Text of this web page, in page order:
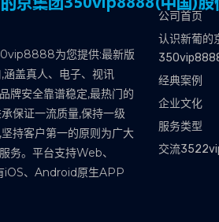
为您提供:最新版
涵盖真人、电子、视讯
牌安全靠谱稳定,最热门的
保证一流质量,保持一级
持客户第一的原则为广大
务。平台支持Web、
iOS、Android原生APP
公司首页
认识新葡的
经典案例
企业文化
服务类型
交流